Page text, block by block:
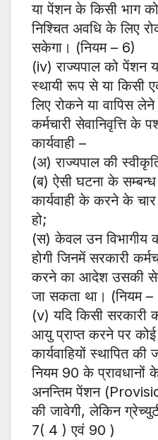
या पेंशन के किसी भाग
निश्चित अवधि के लिए
सकेगा। (नियम – 6)
(iv) राज्यपाल को पेंशन
स्थायी रूप से या किसी
लिए रोकने या वापिस
कर्मचारी सेवानिवृत्ति के
कार्यवाही –
(अ) राज्यपाल की
(ब) ऐसी घटना के सम्बन्ध
कार्यवाही के करने के
हो;
(स) केवल उन विभागीय
होगी जिनमें सरकारी
करने का आदेश उसकी
जा सकता था। (नियम –
(v) यदि किसी सरकारी
आयु प्राप्त करने पर कोई
कार्यवाहियों स्थापित
नियम 90 के प्रावधानों
अनन्तिम पेंशन
की जावेगी, लेकिन
7( 4 ) एवं 90 )